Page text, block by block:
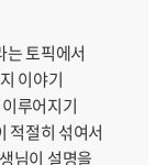
는 토픽에서
이야기
루어지기
적절히 섞여서
님이 설명을